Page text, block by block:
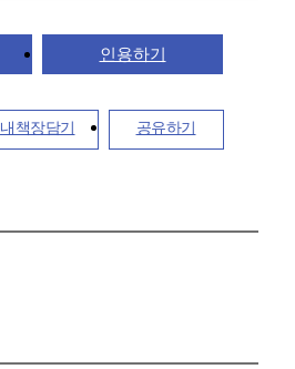
인용하기
내책장담기 공유하기